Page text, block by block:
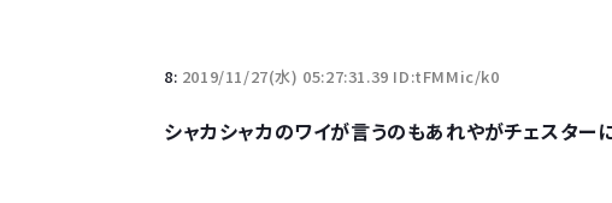
8: 2019/11/27(水) 05:27:31.39 ID:tFMMic/k0
シャカシャカのワイが言うのもあれやがチェスター